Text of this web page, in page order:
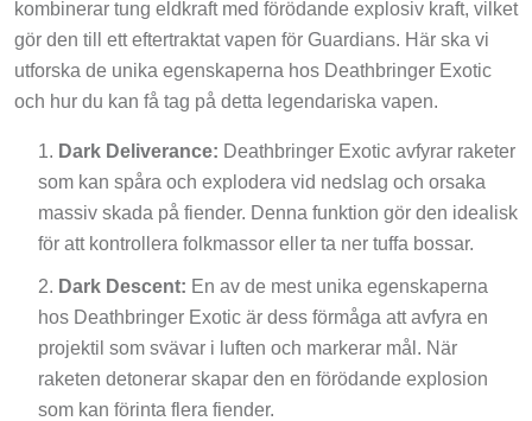
kombinerar tung eldkraft med förödande explosiv kraft, vilket
gör den till ett eftertraktat vapen för Guardians. Här ska vi
utforska de unika egenskaperna hos Deathbringer Exotic
och hur du kan få tag på detta legendariska vapen.
Dark Deliverance: Deathbringer Exotic avfyrar raketer
som kan spåra och explodera vid nedslag och orsaka
massiv skada på fiender. Denna funktion gör den idealisk
för att kontrollera folkmassor eller ta ner tuffa bossar.
Dark Descent: En av de mest unika egenskaperna
hos Deathbringer Exotic är dess förmåga att avfyra en
projektil som svävar i luften och markerar mål. När
raketen detonerar skapar den en förödande explosion
som kan förinta flera fiender.